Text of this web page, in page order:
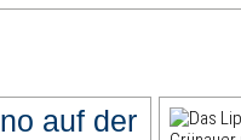
auf der